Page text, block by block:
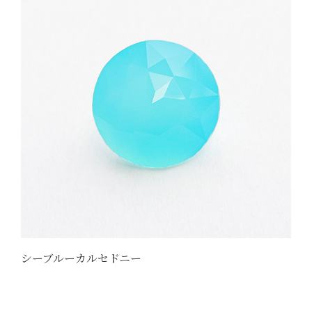
シーブルーカルセドニー